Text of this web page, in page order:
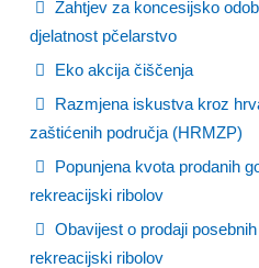
Zahtjev za koncesijsko
djelatnost pčelarstvo
Eko akcija čiščenja
Razmjena iskustva kroz
zaštićenih područja (HRMZP)
Popunjena kvota prodanih
rekreacijski ribolov
Obavijest o prodaji
rekreacijski ribolov